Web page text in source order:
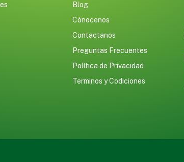
Blog
Cónocenos
Contactanos
Preguntas Frecuentes
Política de Privacidad
Terminos y Codiciones